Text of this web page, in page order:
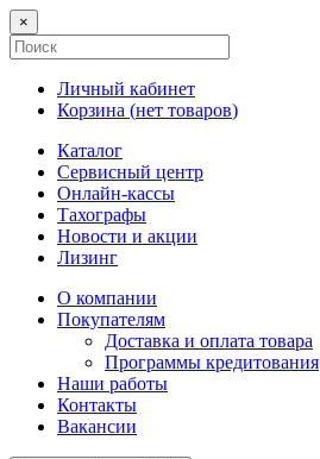
×
Личный кабинет
Корзина (нет товаров)
Каталог
Сервисный центр
Онлайн-кассы
Тахографы
Новости и акции
Лизинг
О компании
Покупателям
Доставка и оплата товара
Программы кредитования
Наши работы
Контакты
Вакансии